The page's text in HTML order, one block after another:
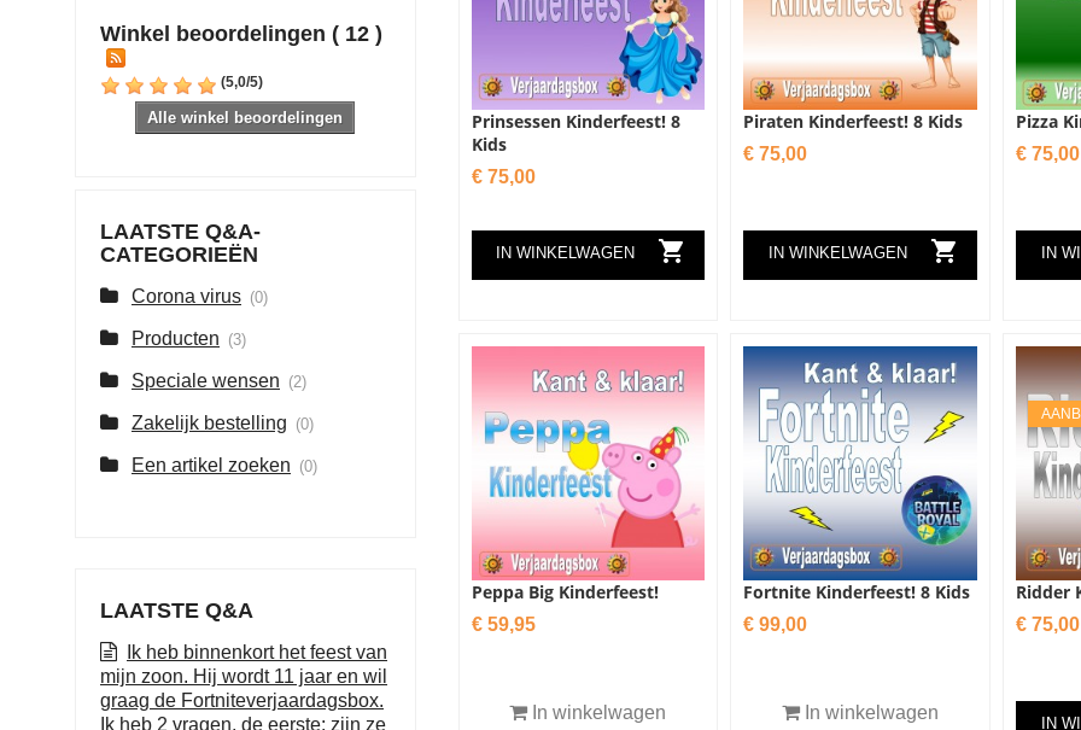
Winkel beoordelingen ( 12 )
(5,0/5)
Alle winkel beoordelingen
LAATSTE Q&A-
CATEGORIEËN
Corona virus (0)
Producten (3)
Speciale wensen (2)
Zakelijk bestelling (0)
Een artikel zoeken (0)
LAATSTE Q&A
Ik heb binnenkort het feest van
mijn zoon. Hij wordt 11 jaar en wil
graag de Fortniteverjaardagsbox.
Ik heb 2 vragen, de eerste: zijn ze
Prinsessen Kinderfeest! 8
Kids
Prijs
€ 75,00
IN WINKELWAGEN 
Piraten Kinderfeest! 8 Kids
Prijs
€ 75,00
IN WINKELWAGEN 
Pizza
Prijs
€ 75,00
IN
Peppa Big Kinderfeest!
Prijs
€ 59,95
In winkelwagen
Fortnite Kinderfeest! 8 Kids
Prijs
€ 99,00
In winkelwagen
Ridder
Prijs
€ 75,00
IN